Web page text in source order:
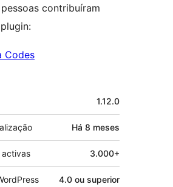
contribuíram
Codes
1.12.0
Há 8 meses
activas 3.000+
4.0 ou superior